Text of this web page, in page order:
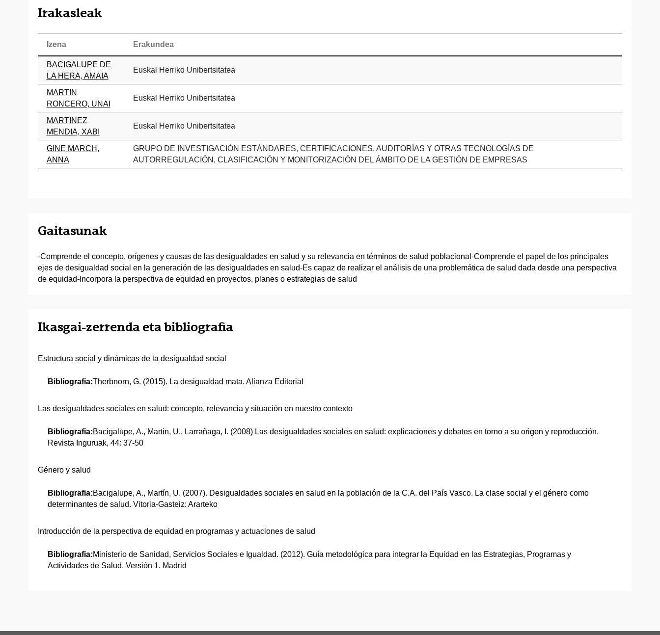
Irakasleak
Izena Erakundea
BACIGALUPE DE
LA HERA, AMAIA
Euskal Herriko Unibertsitatea
MARTIN
RONCERO, UNAI
Euskal Herriko Unibertsitatea
MARTINEZ
MENDIA, XABI
Euskal Herriko Unibertsitatea
GINE MARCH,
ANNA
GRUPO DE INVESTIGACIÓN ESTÁNDARES, CERTIFICACIONES, AUDITORÍAS Y OTRAS TECNOLOGÍAS DE
AUTORREGULACIÓN, CLASIFICACIÓN Y MONITORIZACIÓN DEL ÁMBITO DE LA GESTIÓN DE EMPRESAS
Gaitasunak
-Comprende el concepto, orígenes y causas de las desigualdades en salud y su relevancia en términos de salud poblacional-Comprende el papel de los principales
ejes de desigualdad social en la generación de las desigualdades en salud-Es capaz de realizar el análisis de una problemática de salud dada desde una perspectiva
de equidad-Incorpora la perspectiva de equidad en proyectos, planes o estrategias de salud
Ikasgai-zerrenda eta bibliografia
Estructura social y dinámicas de la desigualdad social
Bibliografia:Therbnorn, G. (2015). La desigualdad mata. Alianza Editorial
Las desigualdades sociales en salud: concepto, relevancia y situación en nuestro contexto
Bibliografia:Bacigalupe, A., Martin, U., Larrañaga, I. (2008) Las desigualdades sociales en salud: explicaciones y debates en torno a su origen y reproducción.
Revista Inguruak, 44: 37-50
Género y salud
Bibliografia:Bacigalupe, A., Martín, U. (2007). Desigualdades sociales en salud en la población de la C.A. del País Vasco. La clase social y el género como
determinantes de salud. Vitoria-Gasteiz: Ararteko
Introducción de la perspectiva de equidad en programas y actuaciones de salud
Bibliografia:Ministerio de Sanidad, Servicios Sociales e Igualdad. (2012). Guía metodológica para integrar la Equidad en las Estrategias, Programas y
Actividades de Salud. Versión 1. Madrid